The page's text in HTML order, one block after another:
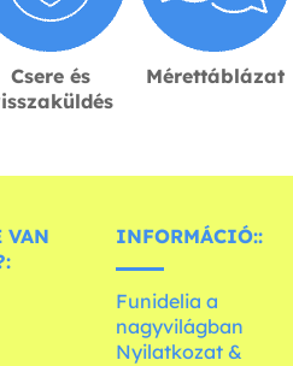
Csere és
Mérettáblázat
VAN
INFORMÁCIÓ::
Funidelia a
nagyvilágban
Nyilatkozat &